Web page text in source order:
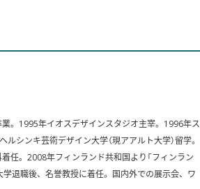
。1995年イオスデザインスタジオ主宰。1996年ス
シンキ芸術デザイン大学（現アアルト大学）留学。
任。2008年フィンランド共和国より「フィンラン
退職後、名誉教授に着任。国内外での展示会、ワ